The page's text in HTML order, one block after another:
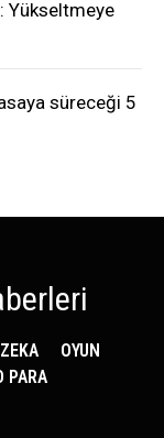
Yükseltmeye
süreceği 5
OYUN
PARA